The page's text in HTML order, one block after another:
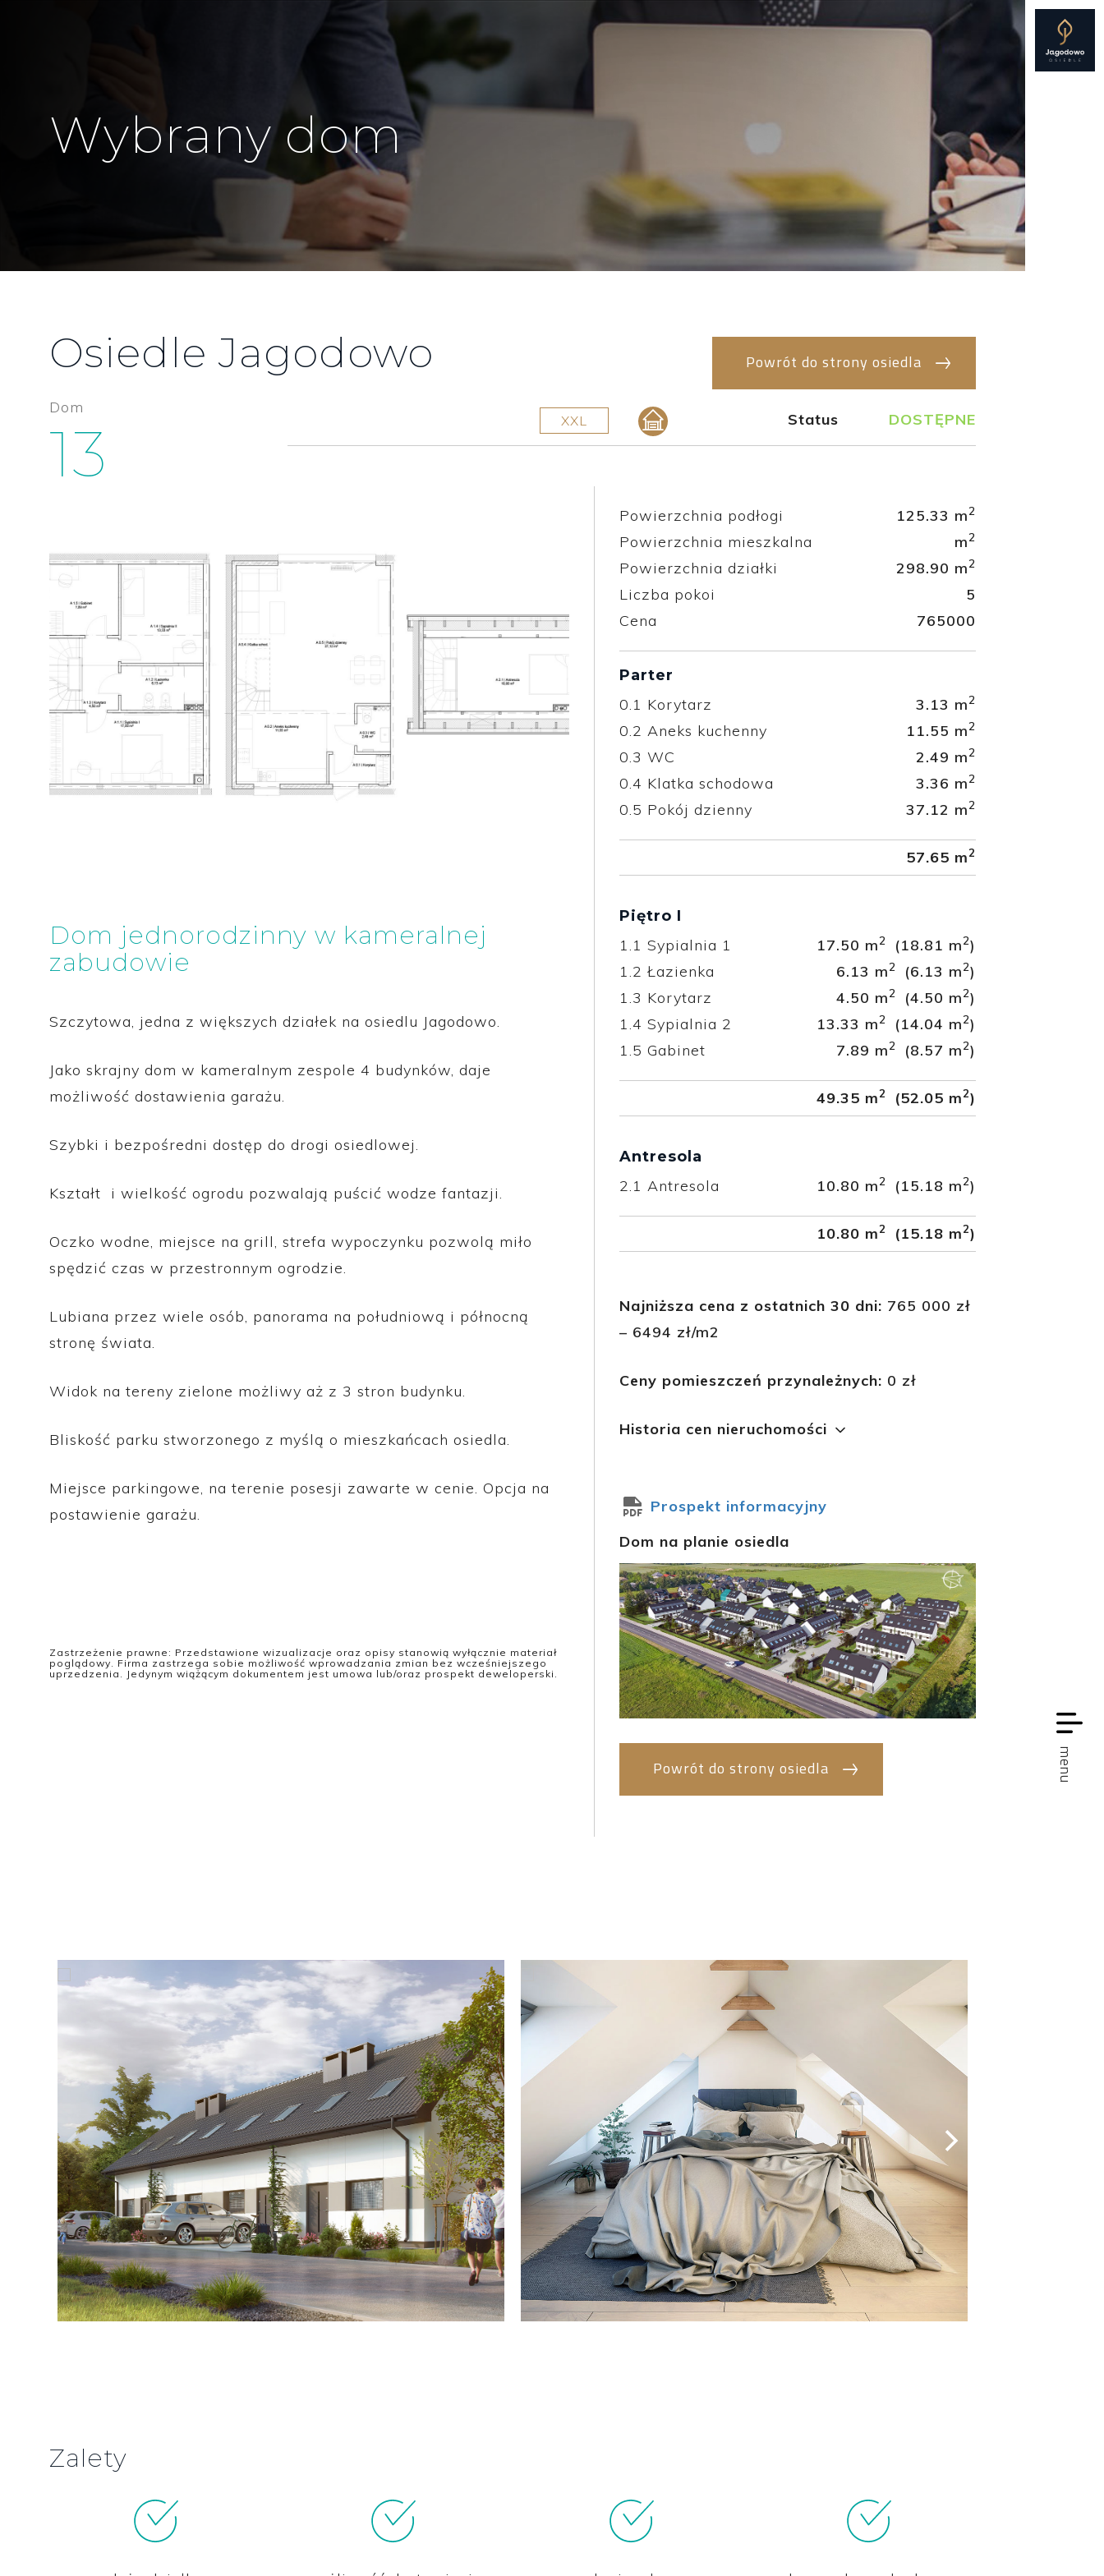
menu
Wybrany dom
Osiedle Jagodowo Powrót do strony osiedla
Dom
13 Status DOSTĘPNE
XXL
Dom jednorodzinny w kameralnej
zabudowie
Szczytowa, jedna z większych działek na osiedlu Jagodowo.
Jako skrajny dom w kameralnym zespole 4 budynków, daje
możliwość dostawienia garażu.
Szybki i bezpośredni dostęp do drogi osiedlowej.
Kształt i wielkość ogrodu pozwalają puścić wodze fantazji.
Oczko wodne, miejsce na grill, strefa wypoczynku pozwolą miło
spędzić czas w przestronnym ogrodzie.
Lubiana przez wiele osób, panorama na południową i północną
stronę świata.
Widok na tereny zielone możliwy aż z 3 stron budynku.
Bliskość parku stworzonego z myślą o mieszkańcach osiedla.
Miejsce parkingowe, na terenie posesji zawarte w cenie. Opcja na
postawienie garażu.
Zastrzeżenie prawne: Przedstawione wizualizacje oraz opisy stanowią wyłącznie materiał
poglądowy. Firma zastrzega sobie możliwość wprowadzania zmian bez wcześniejszego
uprzedzenia. Jedynym wiążącym dokumentem jest umowa lub/oraz prospekt deweloperski.
Powierzchnia podłogi 125.33 m2
Powierzchnia mieszkalna m2
Powierzchnia działki 298.90 m2
Liczba pokoi
5
Cena
765000
Parter
0.1 Korytarz 3.13 m2
0.2 Aneks kuchenny 11.55 m2
0.3 WC 2.49 m2
0.4 Klatka schodowa 3.36 m2
0.5 Pokój dzienny 37.12 m2
57.65 m2
Piętro I
1.1 Sypialnia 1 (18.81 m2)
17.50 m2
1.2 Łazienka (6.13 m2)
6.13 m2
1.3 Korytarz (4.50 m2)
4.50 m2
1.4 Sypialnia 2 (14.04 m2)
13.33 m2
1.5 Gabinet (8.57 m2)
7.89 m2
(52.05 m2)
49.35 m2
Antresola
2.1 Antresola (15.18 m2)
10.80 m2
(15.18 m2)
10.80 m2
Najniższa cena z ostatnich 30 dni: 765 000 zł
– 6494 zł/m2
Ceny pomieszczeń przynależnych: 0 zł
Historia cen nieruchomości
Prospekt informacyjny
Dom na planie osiedla
Powrót do strony osiedla
Zalety